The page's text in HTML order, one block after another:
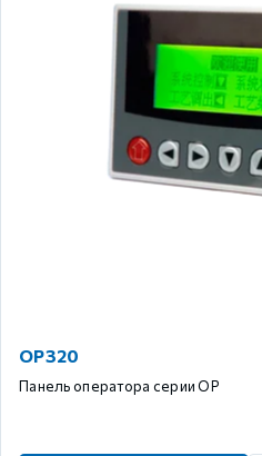
OP320
Панель оператора серии OP